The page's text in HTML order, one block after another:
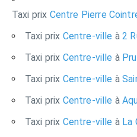
Taxi prix Centre Pierre
Taxi prix Centre-ville à2
Taxi prix Centre-ville à
Taxi prix Centre-ville à
Taxi prix Centre-ville à
Taxi prix Centre-ville àLa